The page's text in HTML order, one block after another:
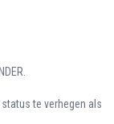
te verhegen als